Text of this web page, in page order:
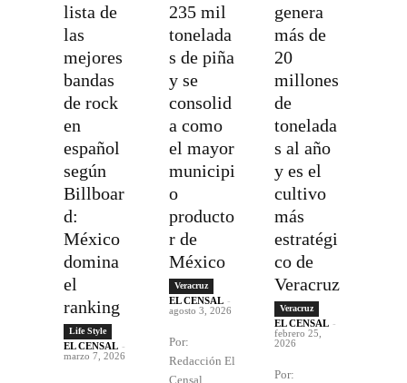
lista de
las
mejores
bandas
de rock
en
español
según
Billboar
d:
México
domina
el
ranking
Life Style
EL CENSAL -
marzo 7, 2026
235 mil
tonelada
s de piña
y se
consolid
a como
el mayor
municipi
o
producto
r de
México
Veracruz
EL CENSAL -
agosto 3, 2026
Por:
Redacción El
Censal
genera
más de
20
millones
de
tonelada
s al año
y es el
cultivo
más
estratégi
co de
Veracruz
Veracruz
EL CENSAL -
febrero 25,
2026
Por: